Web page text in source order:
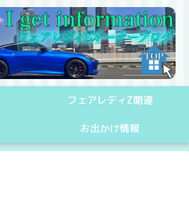
フェアレディZ関連
お出かけ情報